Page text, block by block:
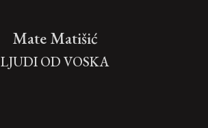
Mate Matišić
LJUDI OD VOSKA